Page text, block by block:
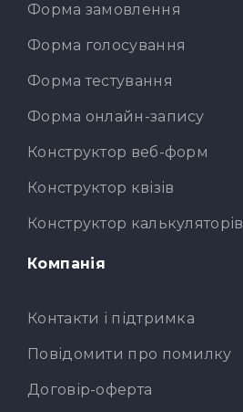
Форма замовлення
Форма голосування
Форма тестування
Форма онлайн-запису
Конструктор веб-форм
Конструктор квізів
Конструктор калькуляторів
Компанія
Контакти і підтримка
Повідомити про помилку
Договір-оферта